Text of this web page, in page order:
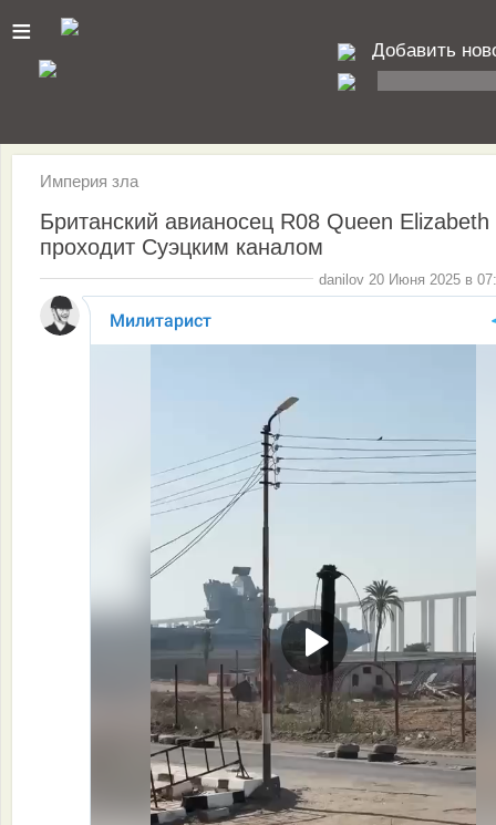
≡ Добавить
Империя зла
Британский авианосец R08 Queen Elizabeth
проходит Суэцким каналом
danilov 20 Июня 2025 в